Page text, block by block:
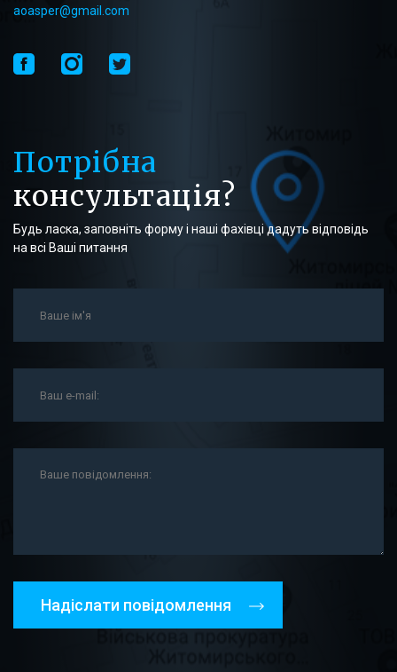
aoasper@gmail.com
Потрібна
консультація?
Будь ласка, заповніть форму і наші фахівці дадуть відповідь
на всі Ваші питання
Надіслати повідомлення